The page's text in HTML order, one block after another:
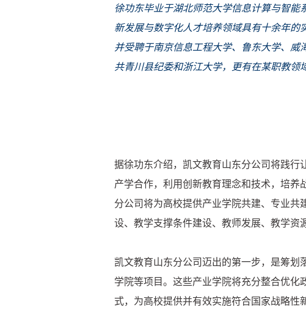
徐功东毕业于湖北师范大学信息计算与智
新发展与数字化人才培养领域具有十余年的
并受聘于南京信息工程大学、鲁东大学、
共青川县纪委和浙江大学，更有在某职教领
据徐功东介绍，凯文教育山东分公司将践行
产学合作，利用创新教育理念和技术，培
分公司将为高校提供产业学院共建、专业
设、教学支撑条件建设、教师发展、教学资
凯文教育山东分公司迈出的第一步，是筹
学院等项目。这些产业学院将充分整合优
式，为高校提供并有效实施符合国家战略性